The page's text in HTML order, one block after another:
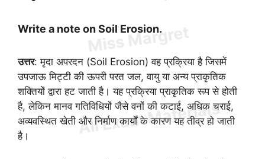
Write a note on Soil Erosion.
उत्तर: मृदा अपरदन (Soil Erosion) वह प्रक्रिया है जिसमें
उपजाऊ मिट्टी की ऊपरी परत जल, वायु या अन्य प्राकृतिक
शक्तियों द्वारा हट जाती है। यह प्रक्रिया प्राकृतिक रूप से होती
है, लेकिन मानव गतिविधियों जैसे वनों की कटाई, अधिक चराई,
अव्यवस्थित खेती और निर्माण कार्यों के कारण यह तीव्र हो जाती
है।